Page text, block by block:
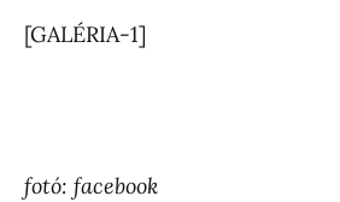
[GALÉRIA-1]
fotó: facebook